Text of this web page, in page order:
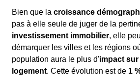
Bien que la croissance
pas à elle seule de juger de la
investissement immobilier, elle
démarquer les villes et les régions
population aura le plus d'impact
logement. Cette évolution est de 1